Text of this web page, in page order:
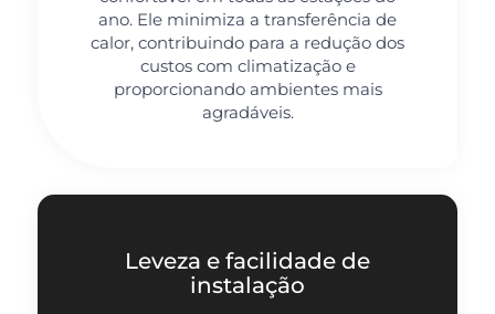
ano. Ele minimiza a transferência de
calor, contribuindo para a redução dos
custos com climatização e
proporcionando ambientes mais
agradáveis.
Leveza e facilidade de
instalação